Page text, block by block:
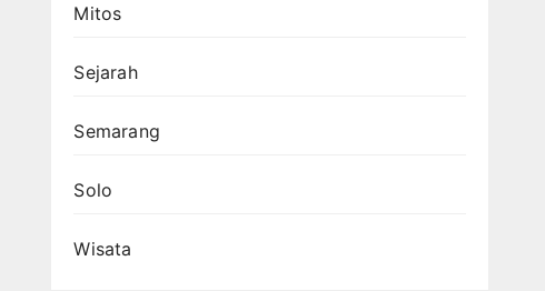
Mitos
Sejarah
Semarang
Solo
Wisata